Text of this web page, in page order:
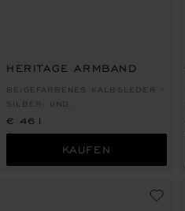
HERITAGE ARMBAND
BEIGEFARBENES KALBSLEDER –
SILBER- UND
HELLGOLDFARBENES METALL
€ 461
KAUFEN